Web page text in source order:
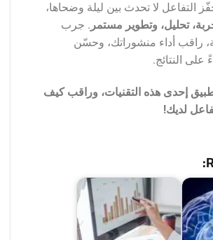
التفاعل لا تحدث بين ليلة وضحاها،
تحليل، وتطوير مستمر . جرب
راقب أداء منشوراتك، وحسّن
على النتائج.
إحدى هذه التقنيات، وراقب كيف
لديك!